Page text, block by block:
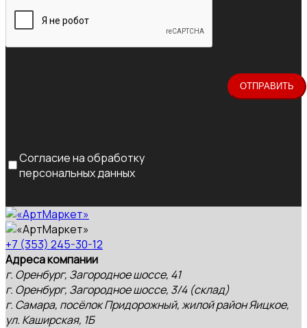
Согласие на обработку
персональных данных
+7 (353) 245-30-12
Адреса компании
г. Оренбург, Загородное шоссе, 41
г. Оренбург, Загородное шоссе, 3/4 (склад)
г. Самара, посёлок Придорожный, жилой район Яицкое,
ул. Каширская, 1Б